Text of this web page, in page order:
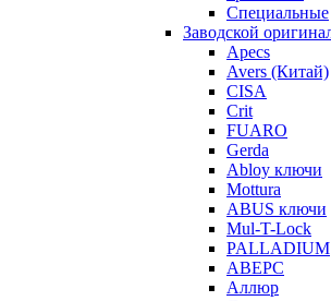
Специальные
Заводской
Apecs
Avers (Китай)
CISA
Crit
FUARO
Gerda
Abloy ключи
Mottura
ABUS ключи
Mul-T-Lock
PALLADIUM
АВЕРС
Аллюр